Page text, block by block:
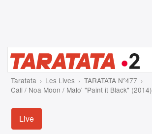
Taratata Les Lives
TARATATA N°477
Cali / Noa Moon / Malo' "Paint it Black" (2014)
Live